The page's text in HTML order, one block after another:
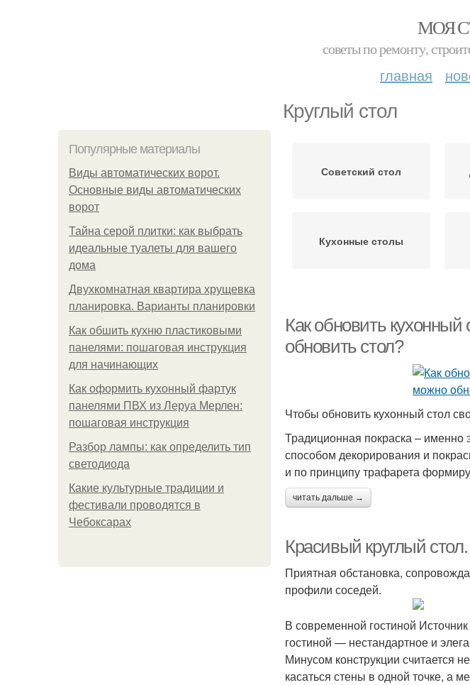
МОЯ
советы по ремонту,
главная
Круглый стол
Популярные материалы
Виды автоматических ворот.
Основные виды автоматических
ворот
Тайна серой плитки: как выбрать
идеальные туалеты для вашего
дома
Двухкомнатная квартира хрущевка
планировка. Варианты планировки
Как обшить кухню пластиковыми
панелями: пошаговая инструкция
для начинающих
Как оформить кухонный фартук
панелями ПВХ из Леруа Мерлен:
пошаговая инструкция
Разбор лампы: как определить тип
светодиода
Какие культурные традиции и
фестивали проводятся в
Чебоксарах
Советский стол
Кухонные столы
Как обновить
обновить стол?
Чтобы обновить кухонный стол
Традиционная покраска –
способом декорирования и
и по принципу трафарета
читать дальше →
Красивый круглый
Приятная обстановка,
профили соседей.
В современной гостиной
гостиной — нестандартное и
Минусом конструкции считается
касаться стены в одной точке, а